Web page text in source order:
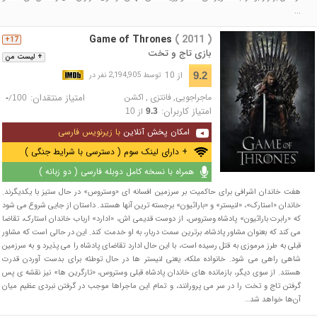
...
+ لیست من
17+ Game of Thrones ( 2011 )
بازی تاج و تخت
9.2 از 10 توسط 2,194,905 نفر در
ماجراجویی,فانتزی , اکشن امتیاز منتقدان: -/100
امتیاز کاربران: 9.3از 10
امکان پخش آنلاین با زیرنویس فارسی
+ دارای لینک سوم ( دسترسی با شرایط جنگی )
همراه با نسخه کامل دوبله فارسی ( دو زبانه )
هفت خاندان اشرافی برای حاکمیت بر سرزمین افسانه ای «وستروس» در حال ستیز با یکدیگرند.
خاندان «استارک»، «لنیستر» و «باراثیون» برجسته ترین آنها هستند. داستان از جایی شروع می شود
که «رابرت باراثیون» پادشاه وستروس، از دوست قدیمی اش، «ادارد» ارباب خاندان استارک، تقاضا
می کند که بعنوان مشاور پادشاه، برترین سمت دربار، به او خدمت کند. این در حالی است که مشاور
قبلی به طرز مرموزی به قتل رسیده است، با این حال ادارد تقاضای پادشاه را می پذیرد و به سرزمین
شاهی راهی می شود. خانواده ملکه، یعنی لنیستر ها در حال توطئه برای بدست آوردن قدرت
هستند. از سوی دیگر، بازمانده های خاندان پادشاه قبلی وستروس، «تارگرین ها» نیز نقشه ی پس
گرفتن تاج و تخت را در سر می پرورانند، و تمام این ماجراها موجب در گرفتن نبردی عظیم میان
آن‌ها خواهد شد…